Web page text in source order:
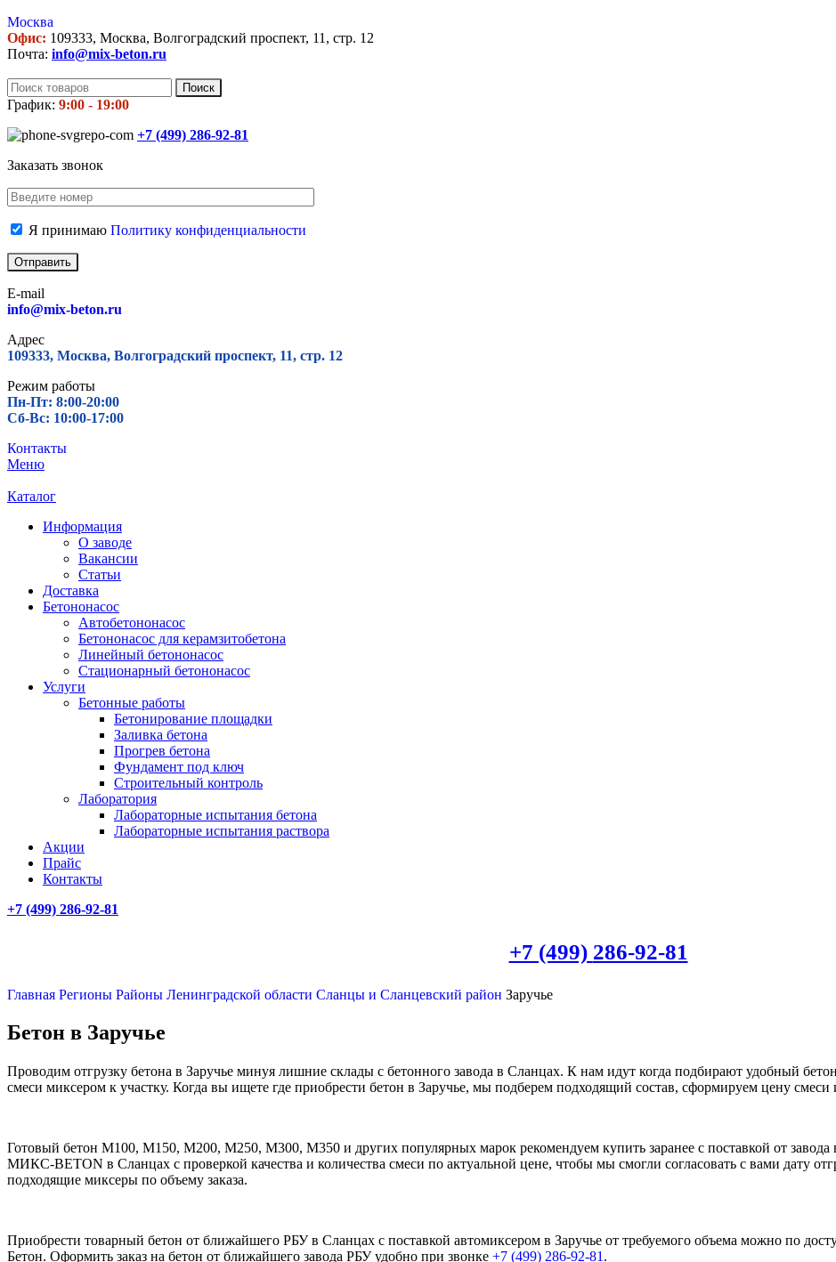
Москва
Офис: 109333, Москва, Волгоградский проспект, 11, стр. 12
Почта: info@mix-beton.ru
Поиск
График: 9:00 - 19:00
+7 (499) 286-92-81
Заказать звонок
Я принимаю Политику конфиденциальности
E-mail
info@mix-beton.ru
Адрес
109333, Москва, Волгоградский проспект, 11, стр. 12
Режим работы
Пн-Пт: 8:00-20:00
Сб-Вс: 10:00-17:00
Контакты
Меню
Каталог
Информация
О заводе
Вакансии
Статьи
Доставка
Бетононасос
Автобетононасос
Бетононасос для керамзитобетона
Линейный бетононасос
Стационарный бетононасос
Услуги
Бетонные работы
Бетонирование площадки
Заливка бетона
Прогрев бетона
Фундамент под ключ
Строительный контроль
Лаборатория
Лабораторные испытания бетона
Лабораторные испытания раствора
Акции
Прайс
Контакты
+7 (499) 286-92-81
+7 (499) 286-92-81
Главная Регионы Районы Ленинградской области Сланцы и Сланцевский район Заручье
Бетон в Заручье
Проводим отгрузку бетона в Заручье минуя лишние склады с бетонного завода в Сланцах. К нам идут когда подбирают удобный
смеси миксером к участку. Когда вы ищете где приобрести бетон в Заручье, мы подберем подходящий состав, сформируем цену смеси
Готовый бетон М100, М150, М200, М250, М300, М350 и других популярных марок рекомендуем купить заранее с поставкой от завода
МИКС-BETON в Сланцах с проверкой качества и количества смеси по актуальной цене, чтобы мы смогли согласовать с вами дату
подходящие миксеры по объему заказа.
Приобрести товарный бетон от ближайшего РБУ в Сланцах с поставкой автомиксером в Заручье от требуемого объема можно по
Бетон. Оформить заказ на бетон от ближайшего завода РБУ удобно при звонке +7 (499) 286-92-81 .